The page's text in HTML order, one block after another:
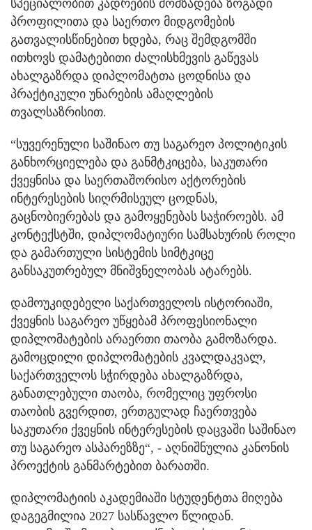
სპეციალობით კადრების მომზადება ზოგადი
პროფილითა და საერთო მიდგომების
გათვალისწინებით ხდება, რაც შემდგომში
ითხოვს დამატებითი ძალისხმევის გაწევას
ახალგაზრდა დიპლომატთა ცოდნისა და
პრაქტიკული უნარების ამაღლების
თვალსაზრისით.
“სუვერენული საშინაო თუ საგარეო პოლიტიკის
განხორციელება და განმტკიცება, საკუთარი
ქვეყნისა და საერთაშორისო აქტორების
ინტერესების სიღრმისეულ ცოდნას,
გაცნობიერებას და გამოყენებას საჭიროებს. ამ
კონტექსტში, დიპლომატიური სამსახურის როლი
და გამართული სისტემის სიმტკიცე
განსაკუთრებულ მნიშვნელობას ატარებს.
დამოუკიდებელი საქართველოს ისტორიაში,
ქვეყნის საგარეო უწყებამ პროფესიონალი
დიპლომატების არაერთი თაობა გამოზარდა.
გამოცდილი დიპლომატების კვალდაკვალ,
საქართველოს სჭირდება ახალგაზრდა,
განათლებული თაობა, რომელიც უფროსი
თაობის გვერდით, ერთგულად ჩაერთვება
საკუთარი ქვეყნის ინტერესების დაცვაში საშინაო
თუ საგარეო ასპარეზზე“, - აღნიშნულია კანონის
პროექტის განმარტებით ბარათში.
დიპლომატიის აკადემიაში სტუდენტთა მიღება
დაგეგმილია 2027 სასწავლო წლიდან.